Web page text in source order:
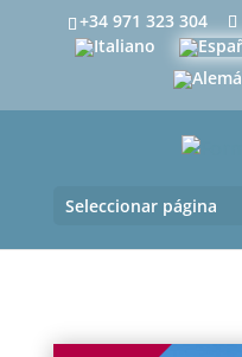
+34 971 323 304
Seleccionar página